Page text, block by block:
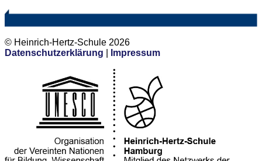
© Heinrich-Hertz-Schule 2026
Datenschutzerklärung
Impressum